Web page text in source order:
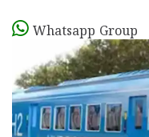
Whatsapp Group